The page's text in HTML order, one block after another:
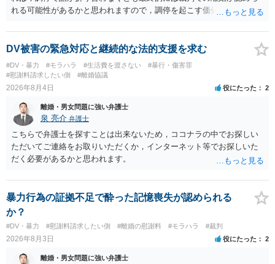
れる可能性があるかと思われますので，調停を起こす価値はあるよう
は調停が成立するということはないため，相手が合意するメリットを
だしてでも調停で終わらせるよう努めるのか，裁判離婚を見据えて調
停での離婚に固執しないかいずれかの対応は必要となるかと思われま
す。 お一人で対応するのは難しい側面もありますので弁護士を立てる
ことを検討されると良いかと思われます。
DV被害の緊急対応と継続的な法的支援を求む
#DV・暴力 #モラハラ #生活費を渡さない
#暴行・傷害罪
#慰謝料請求したい側
#離婚協議
2026年8月4日 役にたった 2
離婚・男女問題に強い弁護士
泉 亮介 弁護士
こちらで弁護士を探すことは出来ないため，ココナラの中でお探しい
ただいてご連絡をお取りいただくか，インターネット等でお探しいた
だく必要があるかと思われます。
暴力行為の証拠不足で酔った記憶喪失が認められる
か？
#DV・暴力 #慰謝料請求したい側 #離婚の慰謝料 #モラハラ #裁判
2026年8月3日 役にたった 2
離婚・男女問題に強い弁護士